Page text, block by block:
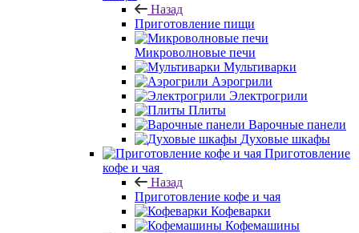
Назад
Приготовление пищи
Микроволновые печи
Мультиварки
Аэрогрили
Электрогрили
Плиты
Варочные панели
Духовые шкафы
Приготовление
кофе и чая
Назад
Приготовление кофе и чая
Кофеварки
Кофемашины